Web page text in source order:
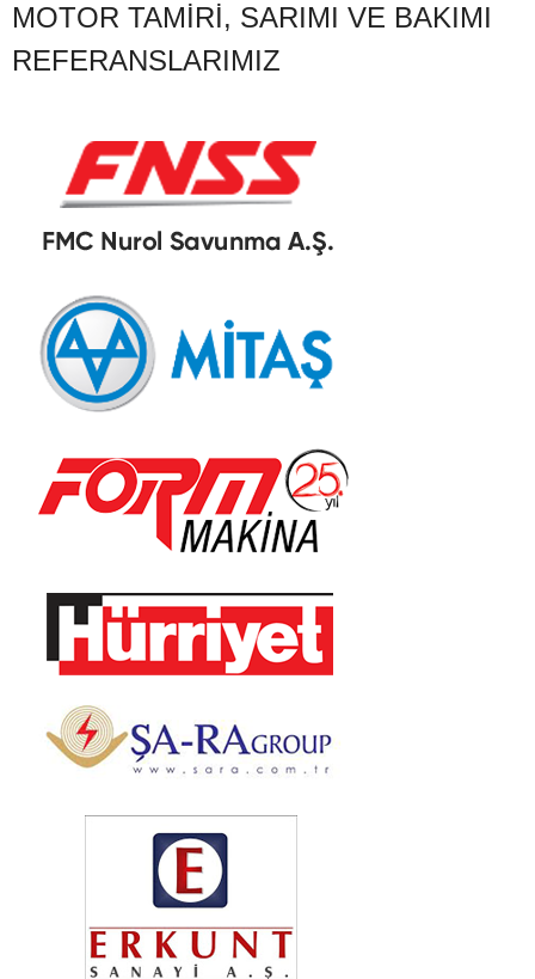
MOTOR TAMIRI, SARIMI VE BAKIMI
REFERANSLARIMIZ